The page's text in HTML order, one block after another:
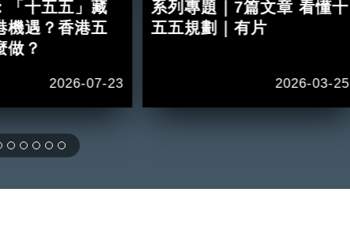
「十五五」藏
機遇？香港五
做？
2026-07-23
系列專題｜7篇文章 看懂十
五五規劃｜有片
2026-03-25